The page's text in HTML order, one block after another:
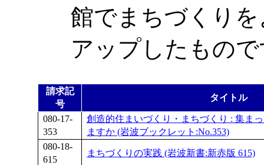
館でまちづくり
アップしたもの
請求記
号
タイトル
080-17-
353
創造的住まいづくり・まちづくり : 集ま
ますか (岩波ブックレット:No.353)
080-18-
615
まちづくりの実践 (岩波新書:新赤版 615)